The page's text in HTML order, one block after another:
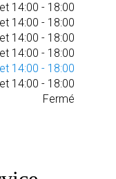
14:00 - 18:00
14:00 - 18:00
14:00 - 18:00
14:00 - 18:00
14:00 - 18:00
14:00 - 18:00
Fermé